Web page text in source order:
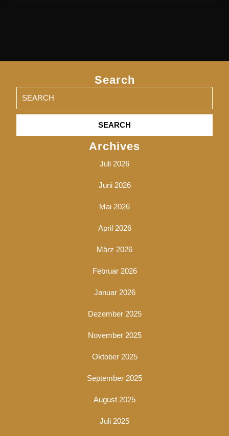
Search
for:
Archives
Juli 2026
Juni 2026
Mai 2026
April 2026
März 2026
Februar 2026
Januar 2026
Dezember 2025
November 2025
Oktober 2025
September 2025
August 2025
Juli 2025